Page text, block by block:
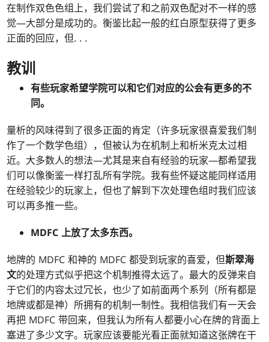
在制作双色色组上，我们尝试了和之前双色配对不一样的感
觉—大部分是成功的。衡鉴比起一般的红白原型获得了更多
正面的回应，但. . .
教训
有些玩家希望学院可以和它们对应的公会有更多的不
同。
量析的风味得到了很多正面的肯定（许多玩家很喜爱我们制
作了一个数学色组），但被认为在机制上和析米克太过相
近。大多数人的想法—尤其是来自有经验的玩家—都希望我
们可以像衡鉴一样打乱所有学院。我有些怀疑这能同样适用
在经验较少的玩家上，但也了解到下次处理色组时我们应该
可以再多推一些。
MDFC 上放了太多东西。
地牌的 MDFC 和神的 MDFC 都受到玩家的喜爱，但斯翠海
文的处理方式似乎把这个机制推得太远了。最大的反弹来自
于它们的内容太过冗长，也少了如前面两个系列（所有都是
地牌或都是神）所拥有的机制一制性。我相信我们有一天会
再把 MDFC 带回来，但我认为所有人都要小心在牌的背面上
塞进了多少文字。玩家应该要能光看正面就知道这张牌在干